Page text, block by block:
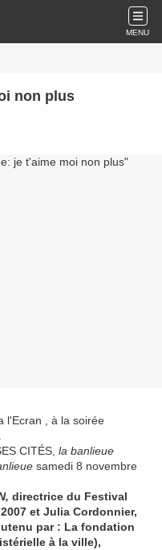
MENU
non plus
l'Ecran , à la soirée
CITÉS, la banlieue
samedi 8 novembre
directrice du Festival
et Julia Cordonnier,
par : La fondation
à la ville),